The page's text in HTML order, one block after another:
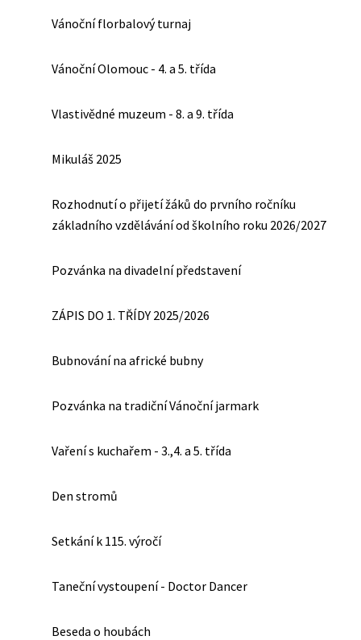
Vánoční florbalový turnaj
Vánoční Olomouc - 4. a 5. třída
Vlastivědné muzeum - 8. a 9. třída
Mikuláš 2025
Rozhodnutí o přijetí žáků do prvního ročníku
základního vzdělávání od školního roku 2026/2027
Pozvánka na divadelní představení
ZÁPIS DO 1. TŘÍDY 2025/2026
Bubnování na africké bubny
Pozvánka na tradiční Vánoční jarmark
Vaření s kuchařem - 3.,4. a 5. třída
Den stromů
Setkání k 115. výročí
Taneční vystoupení - Doctor Dancer
Beseda o houbách